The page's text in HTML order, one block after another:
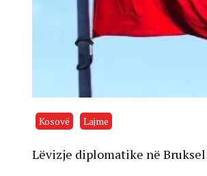
Kosovë Lajme
Lëvizje diplomatike në